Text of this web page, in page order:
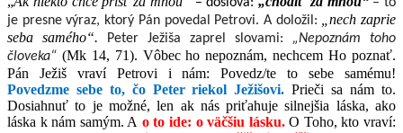
je presne výraz, ktorý Pán povedal Petrovi. A doložil:
„nech zaprie
seba samého“. Peter Ježiša zaprel slovami: „Nepoznám toho
človeka“ (Mk 14, 71). Vôbec ho nepoznám, nechcem Ho poznať.
Pán Ježiš vraví Petrovi i nám: Povedz/te to sebe samému!
Povedzme sebe to, čo Peter riekol Ježišovi.Prieči sa nám to.
Dosiahnuť to je možné, len ak nás priťahuje silnejšia láska, ako
láska k nám samým. A o to ide: o väčšiu lásku. O Toho, kto vraví: